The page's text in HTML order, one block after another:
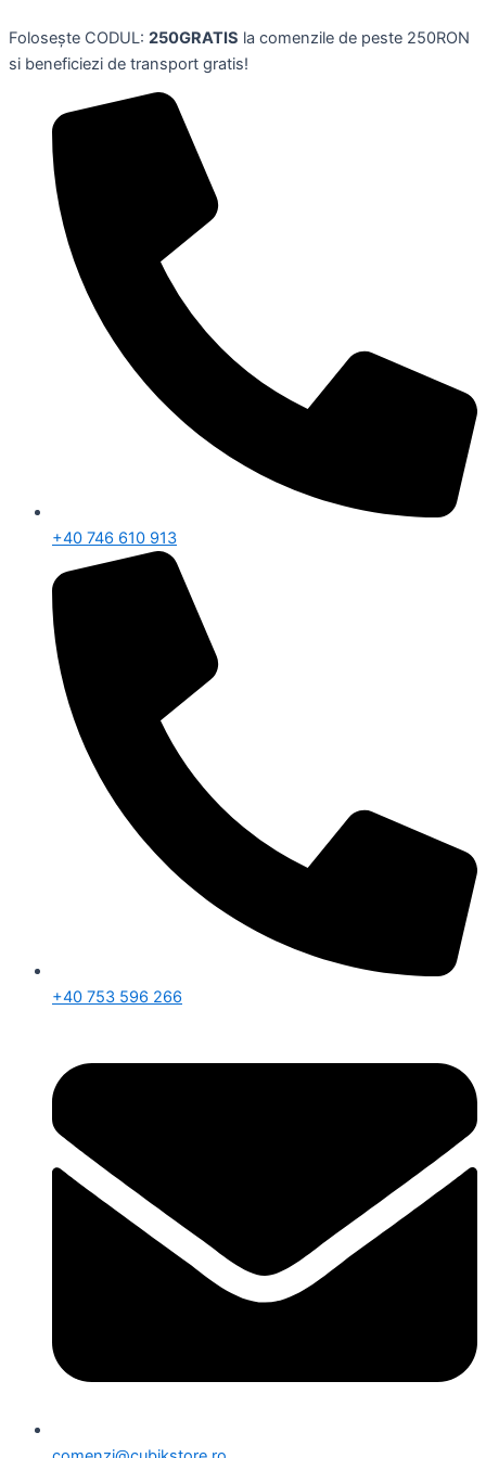
to
content
Folosește CODUL: 250GRATIS la comenzile de peste 250RON
si beneficiezi de transport gratis!
+40 746 610 913
+40 753 596 266
autobuz
multicolor,
6.5
quantity